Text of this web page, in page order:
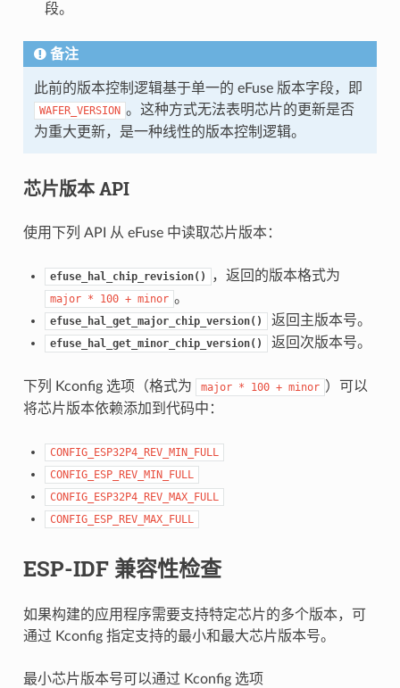
段。
备注
此前的版本控制逻辑基于单一的 eFuse 版本字段，即
WAFER_VERSION 。这种方式无法表明芯片的更新是否
为重大更新，是一种线性的版本控制逻辑。
芯片版本 API
使用下列 API 从 eFuse 中读取芯片版本：
efuse_hal_chip_revision() ，返回的版本格式为
major * 100 + minor 。
efuse_hal_get_major_chip_version() 返回主版本号。
efuse_hal_get_minor_chip_version() 返回次版本号。
下列 Kconfig 选项（格式为 major * 100 + minor ）可以
将芯片版本依赖添加到代码中：
CONFIG_ESP32P4_REV_MIN_FULL
CONFIG_ESP_REV_MIN_FULL
CONFIG_ESP32P4_REV_MAX_FULL
CONFIG_ESP_REV_MAX_FULL
ESP-IDF 兼容性检查
如果构建的应用程序需要支持特定芯片的多个版本，可
通过 Kconfig 指定支持的最小和最大芯片版本号。
最小芯片版本号可以通过 Kconfig 选项